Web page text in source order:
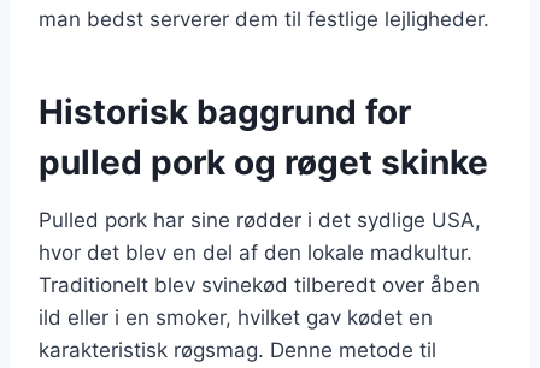
man bedst serverer dem til festlige lejligheder.
Historisk baggrund for
pulled pork og røget skinke
Pulled pork har sine rødder i det sydlige USA,
hvor det blev en del af den lokale madkultur.
Traditionelt blev svinekød tilberedt over åben
ild eller i en smoker, hvilket gav kødet en
karakteristisk røgsmag. Denne metode til